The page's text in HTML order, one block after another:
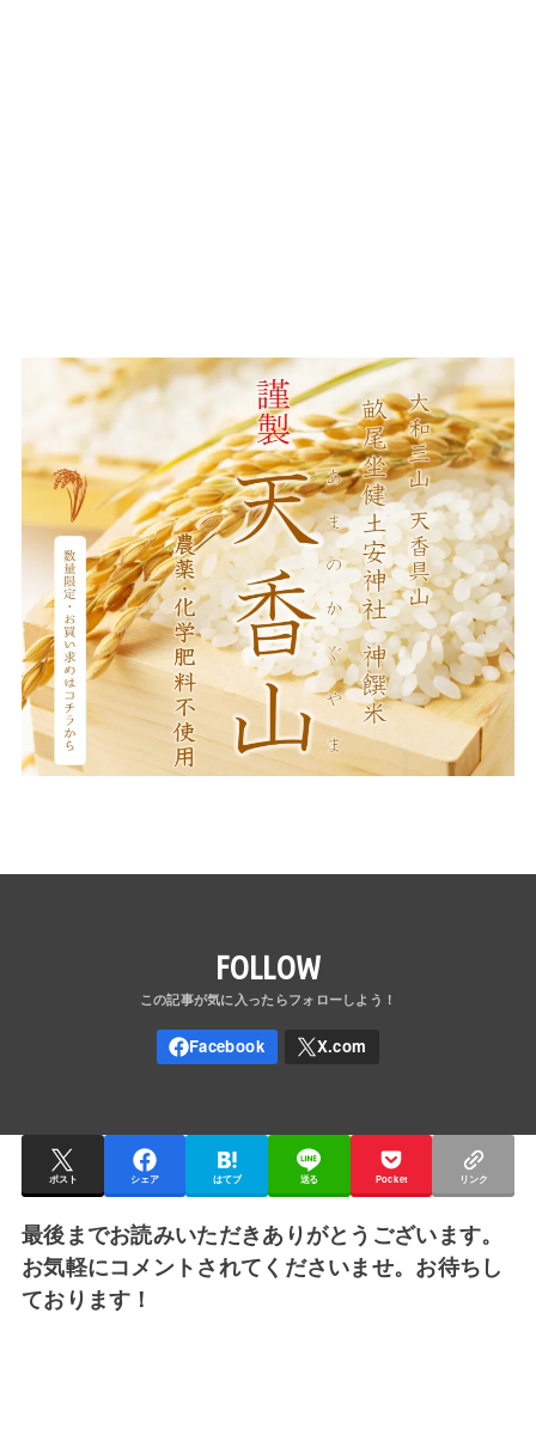
FOLLOW
ポスト シェア はてブ 送る Pocket リンク
最後までお読みいただきありがとうございます。
お気軽にコメントされてくださいませ。お待ちし
ております！